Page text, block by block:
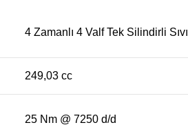
4 Zamanlı 4 Valf Tek Silindirli
249,03 cc
25 Nm @ 7250 d/d